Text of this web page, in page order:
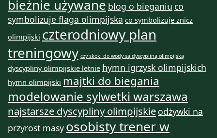
bieżnie używane blog o bieganiu co
symbolizuje flaga olimpijska co symbolizuje znicz
olimpijski czterodniowy plan
treningowy czy skoki do wody są dyscypliną olimpijską
dyscypliny olimpijskie letnie hymn igrzysk olimpijskich
hymn olimpijski majtki do biegania
modelowanie sylwetki warszawa
najstarsze dyscypliny olimpijskie odżywki na
przyrost masy osobisty trener w